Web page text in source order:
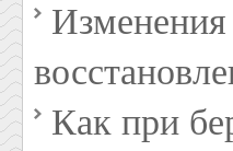
Как при